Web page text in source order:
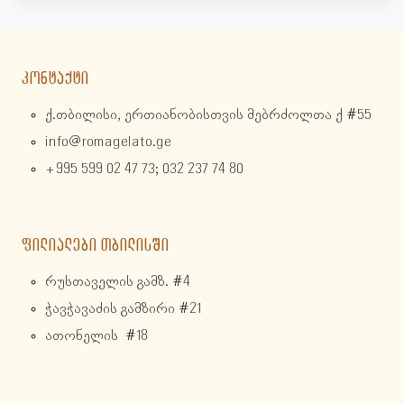
ᲙᲝᲜᲢᲐᲥᲢᲘ
ქ.თბილისი, ერთიანობისთვის მებრძოლთა ქ #55
info@romagelato.ge
+995 599 02 47 73; 032 237 74 80
ᲤᲘᲚᲘᲐᲚᲔᲑᲘ ᲗᲑᲘᲚᲘᲡᲨᲘ
რუსთაველის გამზ. #4
ჭავჭავაძის გამზირი #21
ათონელის #18